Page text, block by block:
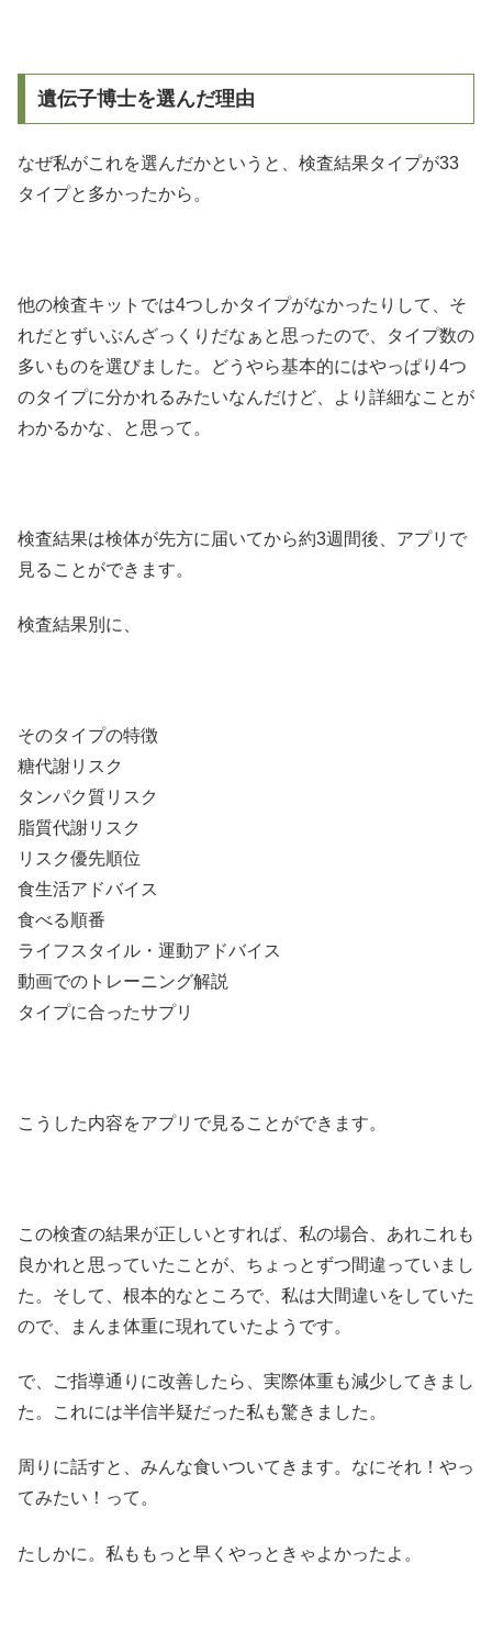
遺伝子博士を選んだ理由
なぜ私がこれを選んだかというと、検査結果タイプが33
タイプと多かったから。
他の検査キットでは4つしかタイプがなかったりして、そ
れだとずいぶんざっくりだなぁと思ったので、タイプ数の
多いものを選びました。どうやら基本的にはやっぱり4つ
のタイプに分かれるみたいなんだけど、より詳細なことが
わかるかな、と思って。
検査結果は検体が先方に届いてから約3週間後、アプリで
見ることができます。
検査結果別に、
そのタイプの特徴
糖代謝リスク
タンパク質リスク
脂質代謝リスク
リスク優先順位
食生活アドバイス
食べる順番
ライフスタイル・運動アドバイス
動画でのトレーニング解説
タイプに合ったサプリ
こうした内容をアプリで見ることができます。
この検査の結果が正しいとすれば、私の場合、あれこれも
良かれと思っていたことが、ちょっとずつ間違っていまし
た。そして、根本的なところで、私は大間違いをしていた
ので、まんま体重に現れていたようです。
で、ご指導通りに改善したら、実際体重も減少してきまし
た。これには半信半疑だった私も驚きました。
周りに話すと、みんな食いついてきます。なにそれ！やっ
てみたい！って。
たしかに。私ももっと早くやっときゃよかったよ。